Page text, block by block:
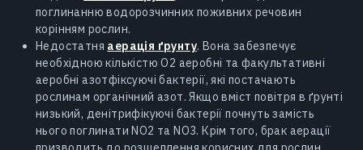
поглинанню водорозчинних поживних речовин
корінням рослин.
Недостатня аерація ґрунту. Вона забезпечує
необхідною кількістю O2 аеробні та факультативні
аеробні азотфіксуючі бактерії, які постачають
рослинам органічний азот. Якщо вміст повітря в ґрунті
низький, денітрифікуючі бактерії почнуть замість
нього поглинати NO2 та NO3. Крім того, брак аерації